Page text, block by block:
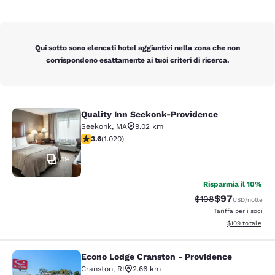
Qui sotto sono elencati hotel aggiuntivi nella zona che non
corrispondono esattamente ai tuoi criteri di ricerca.
Quality Inn Seekonk-Providence
19
Quality Inn Seekonk-Providence
Seekonk, MA
9.02 km
Valutazione di 3.56 stelle. Buono. 1020 recensioni
3.6(1.020)
Risparmia il 10%
Tariffa di
$108Tariffa
$97USD/notte
Tariffa per i soci
Visualizza i
$109 totale
Econo Lodge Cranston - Providence
Econo Lodge Cranston - Providence
Cranston, RI
2.66 km